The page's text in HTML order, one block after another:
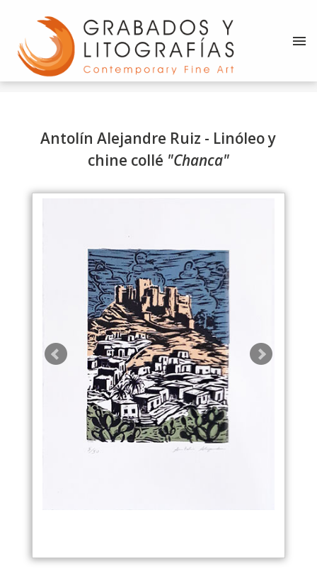
Antolín Alejandre Ruiz - Linóleo y
chine collé "Chanca"